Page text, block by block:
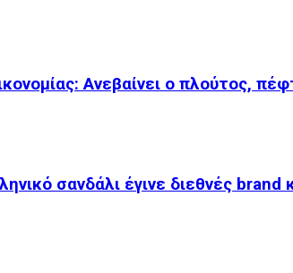
Aνεβαίνει ο πλούτος,
σανδάλι έγινε διεθνές brand